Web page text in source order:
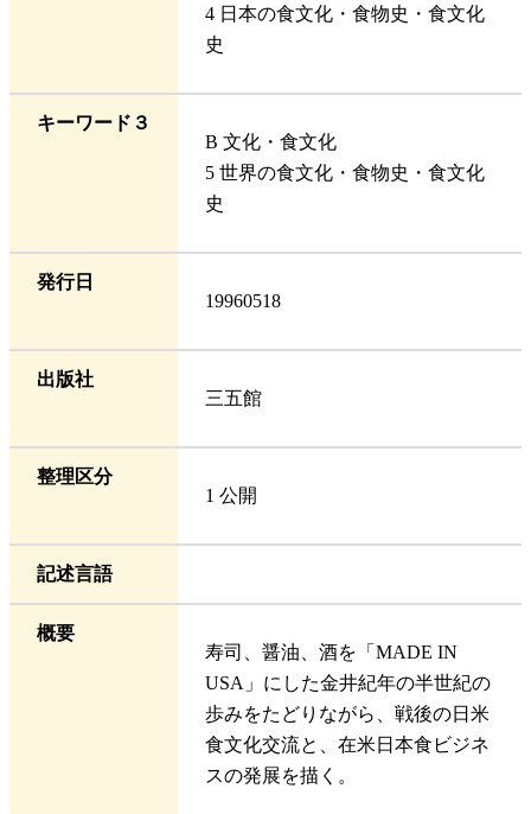
4 日本の食文化・食物史・食文化
史
キーワード３
B 文化・食文化
5 世界の食文化・食物史・食文化
史
発行日
19960518
出版社
三五館
整理区分
1 公開
記述言語
概要
寿司、醤油、酒を「MADE IN
USA」にした金井紀年の半世紀の
歩みをたどりながら、戦後の日米
食文化交流と、在米日本食ビジネ
スの発展を描く。